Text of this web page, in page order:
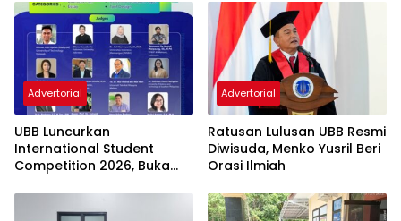
Advertorial
UBB Luncurkan
International Student
Competition 2026, Buka
Dunia
Advertorial
Ratusan Lulusan UBB Resmi
Diwisuda, Menko Yusril Beri
Orasi Ilmiah